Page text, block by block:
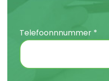
Telefoonnnummer *